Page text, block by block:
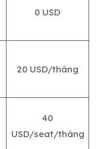
0 USD
20 USD/tháng
40
USD/seat/tháng